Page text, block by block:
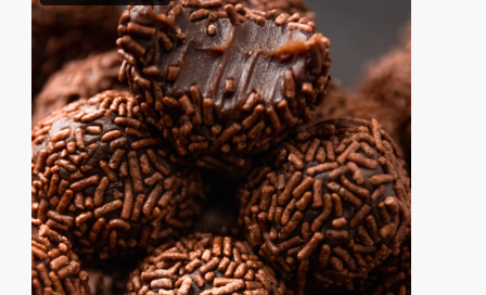
Descubra sobremesas
irresistíveis, refeições
saudáveis e práticas,
além de dicas exclusivas
que vão facilitar sua
vida na cozinha. 🍰🥗
Quer aprender a fazer
um almoço delicioso,
um jantar especial ou